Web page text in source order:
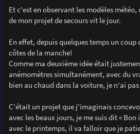
Et c'est en observant les modèles
de mon projet de secours vit le jour.
En effet, depuis quelques temps un coup
côtes de la manche!
Comme ma deuxième idée était
anémomètres simultanément, avec du
bien au chaud dans la voiture, je n'ai
C'était un projet que j'imaginais
avec les beaux jours, je me suis dit «
avec le printemps, il va falloir que je